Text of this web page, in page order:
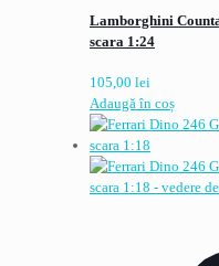
Lamborghini
scara 1:24
105,00 lei
Adaugă în coș